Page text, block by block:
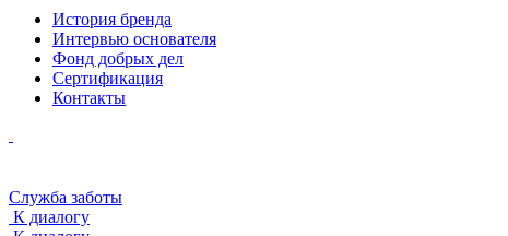
История бренда
Интервью основателя
Фонд добрых дел
Сертификация
Контакты
Служба заботы
К диалогу